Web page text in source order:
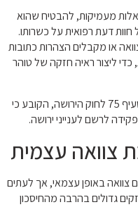
מעמיקות, להבטיח שהוא
חוות דעת רפואית על כשרותו.
או מקבלים הצהרות כתובות
ליצור ראיה חזקה של טוהר
חובה משפטית חשובה נוספת היא הוראת סעיף 75 לחוק הירושה, הקובע כי
לרשם לענייני ירושה.
צוואה עצמית
צוואה באופן עצמאי, אך לעתים
גדולים בהרבה מהחיסכון